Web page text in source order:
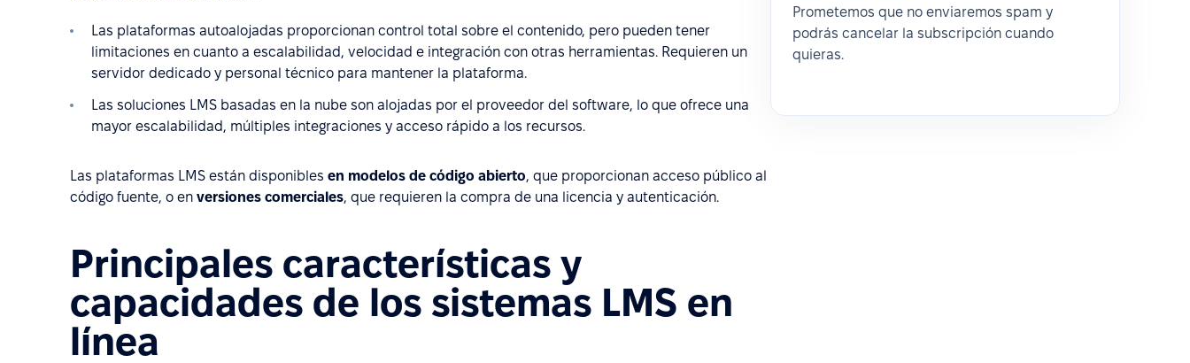
Las plataformas autoalojadas proporcionan control total sobre el contenido, pero pueden tener
limitaciones en cuanto a escalabilidad, velocidad e integración con otras herramientas. Requieren un
servidor dedicado y personal técnico para mantener la plataforma.
Las soluciones LMS basadas en la nube son alojadas por el proveedor del software, lo que ofrece una
mayor escalabilidad, múltiples integraciones y acceso rápido a los recursos.
Las plataformas LMS están disponibles en modelos de código abierto, que proporcionan acceso público al
código fuente, o en versiones comerciales, que requieren la compra de una licencia y autenticación.
Principales características y
capacidades de los sistemas LMS en
línea
Prometemos que no enviaremos spam y
podrás cancelar la subscripción cuando
quieras.